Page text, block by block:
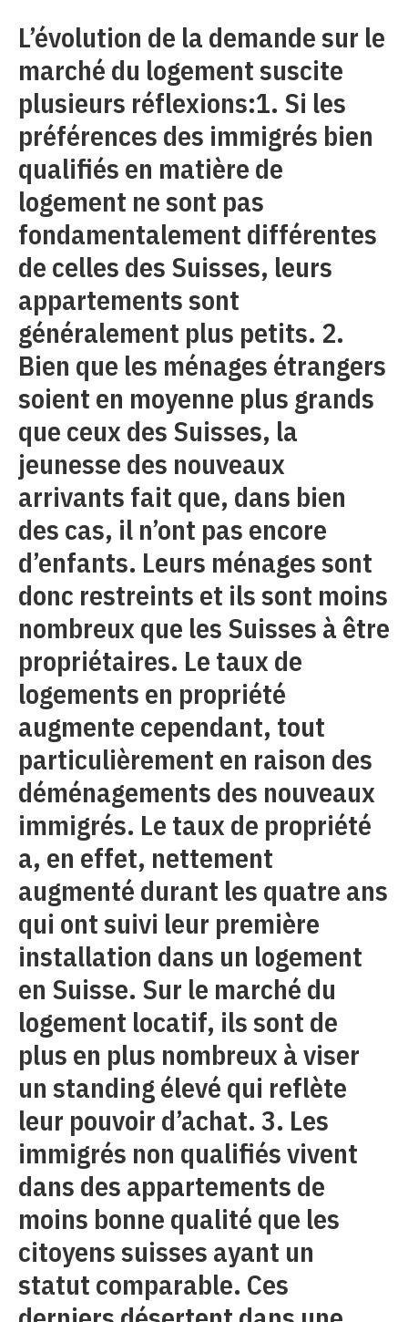
L’évolution de la demande sur le
marché du logement suscite
plusieurs réflexions:1. Si les
préférences des immigrés bien
qualifiés en matière de
logement ne sont pas
fondamentalement différentes
de celles des Suisses, leurs
appartements sont
généralement plus petits. 2.
Bien que les ménages étrangers
soient en moyenne plus grands
que ceux des Suisses, la
jeunesse des nouveaux
arrivants fait que, dans bien
des cas, il n’ont pas encore
d’enfants. Leurs ménages sont
donc restreints et ils sont moins
nombreux que les Suisses à être
propriétaires. Le taux de
logements en propriété
augmente cependant, tout
particulièrement en raison des
déménagements des nouveaux
immigrés. Le taux de propriété
a, en effet, nettement
augmenté durant les quatre ans
qui ont suivi leur première
installation dans un logement
en Suisse. Sur le marché du
logement locatif, ils sont de
plus en plus nombreux à viser
un standing élevé qui reflète
leur pouvoir d’achat. 3. Les
immigrés non qualifiés vivent
dans des appartements de
moins bonne qualité que les
citoyens suisses ayant un
statut comparable. Ces